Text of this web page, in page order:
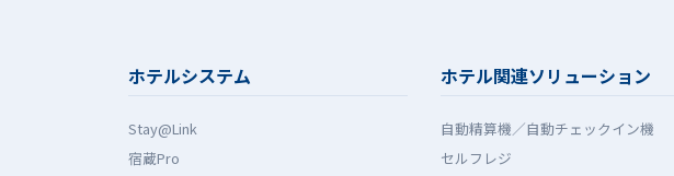
ホテルシステム
Stay@Link
宿蔵Pro
ホテル関連ソリューション
自動精算機／自動チェックイン機
セルフレジ